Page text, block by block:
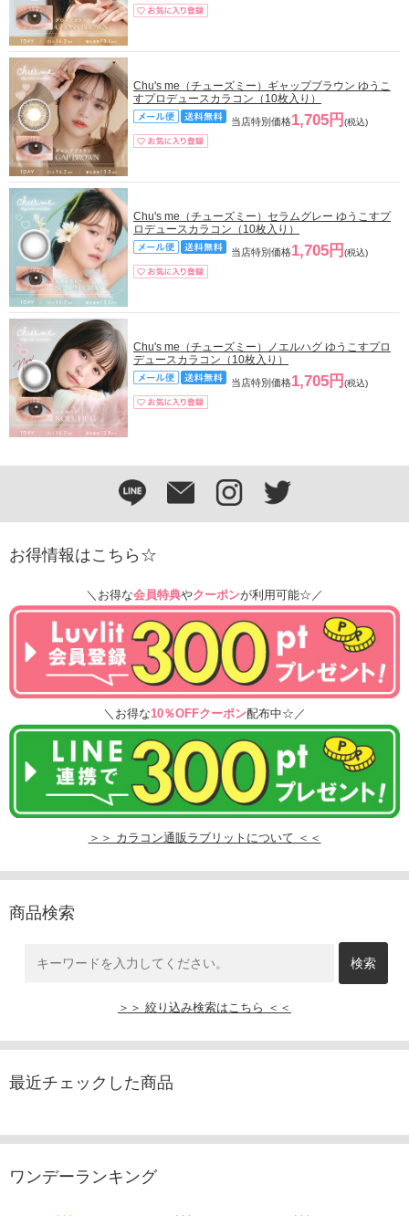
Chu's me（チューズミー）ギャップブラウン ゆうこ
すプロデュースカラコン（10枚入り）
当店特別価格1,705円 (税込)
Chu's me（チューズミー）セラムグレー ゆうこすプ
ロデュースカラコン（10枚入り）
当店特別価格1,705円 (税込)
Chu's me（チューズミー）ノエルハグ ゆうこすプロ
デュースカラコン（10枚入り）
当店特別価格1,705円 (税込)
お得情報はこちら☆
＼お得な会員特典やクーポンが利用可能☆／
＼お得な10％OFFクーポン配布中☆／
＞＞ カラコン通販ラブリットについて ＜＜
商品検索
＞＞ 絞り込み検索はこちら ＜＜
最近チェックした商品
ワンデーランキング